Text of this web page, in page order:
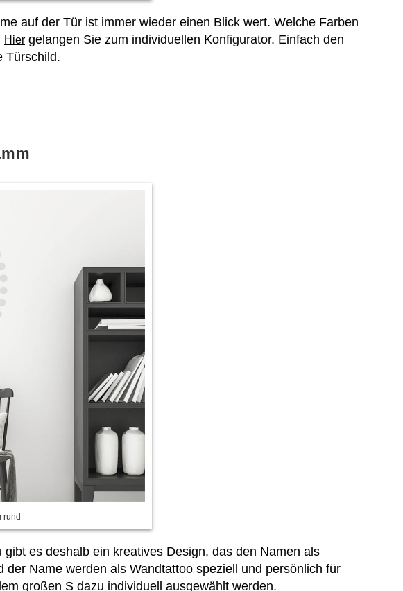
auf der Tür ist immer wieder einen Blick wert. Welche Farben
Hier gelangen Sie zum individuellen Konfigurator. Einfach den
Türschild.
rund
es deshalb ein kreatives Design, das den Namen als
Name werden als Wandtattoo speziell und persönlich für
großen S dazu individuell ausgewählt werden.